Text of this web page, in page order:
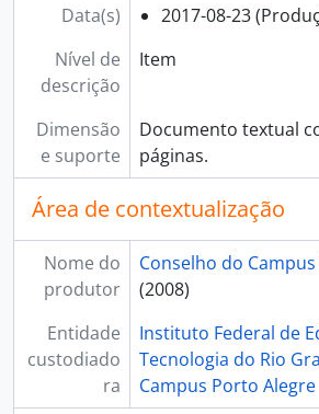
Data(s)
2017-08-23
Nível de
descrição
Item
Dimensão
e suporte
Documento textual
páginas.
Área de contextualização
Nome do
produtor
Conselho do
(2008)
Entidade
custodiado
ra
Instituto Federal de
Tecnologia do Rio
Campus Porto Alegre